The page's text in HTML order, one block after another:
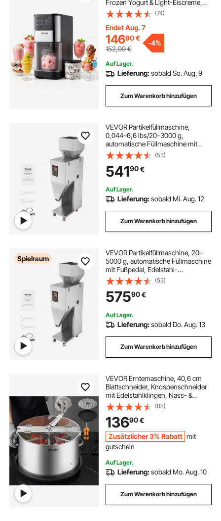
Frozen Yogurt & Light-Eiscreme,
Hausgemachte Eismaschine mit
Ein-Knopf-Funktion zum Einrühren
und Nachdrehen, Glatte Cremige
Textur
(74)
Endet Aug. 7
14690€
152,99€
-4%
Auf Lager.
Lieferung:sobald So. Aug. 9
Zum Warenkorb hinzufügen
VEVOR Partikelfüllmaschine,
0,044–6,6 lbs/20–3000 g,
automatische Füllmaschine mit
Fußpedal, Edelstahl-
Wiegefüllmaschine, Wiegefüller für
Bohnen, Samen, Körner, Tee,
Granulatverpackung
(53)
54190€
Auf Lager.
Lieferung:sobald Mi. Aug. 12
Zum Warenkorb hinzufügen
Spielraum
VEVOR Partikelfüllmaschine, 20–
5000 g, automatische Füllmaschine
mit Fußpedal, Edelstahl-
Wiegefüllmaschine, Wiegefüller für
Bohnen, Samen, Körner, Tee,
Granulatverpackung
(53)
57590€
Auf Lager.
Lieferung:sobald Do. Aug. 13
Zum Warenkorb hinzufügen
VEVOR Erntemaschine, 40,6 cm
Blattschneider, Knospenschneider
mit Edelstahlklingen, Nass- &
Trocken-Hydrokultur-
Schneidemaschine mit Tablett,
Blattschüssel Trimmer für
Pflanzenknospen & Blumen
(88)
13690€
Zusätzlicher 3% Rabatt mit
gutschein
Auf Lager.
Lieferung:sobald Mo. Aug. 10
Zum Warenkorb hinzufügen